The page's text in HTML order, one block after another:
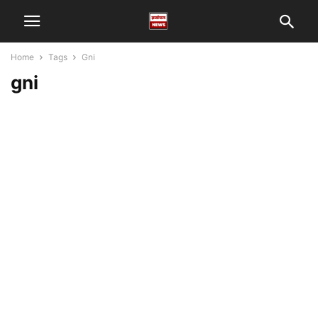
Home Tags Gni
gni